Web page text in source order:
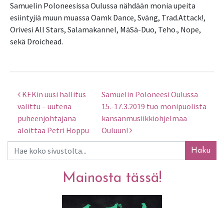
Samuelin Poloneesissa Oulussa nähdään monia upeita
esiintyjiä muun muassa Oamk Dance, Sväng, Trad.Attack!,
Orivesi All Stars, Salamakannel, MäSä-Duo, Teho., Nope,
sekä Droichead.
Artikkelien selaus
KEKin uusi hallitus
valittu – uutena
puheenjohtajana
aloittaa Petri Hoppu
Samuelin Poloneesi Oulussa
15.-17.3.2019 tuo monipuolista
kansanmusiikkiohjelmaa
Ouluun!
Haku
Mainosta tässä!